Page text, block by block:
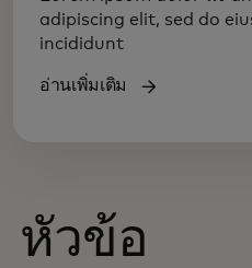
adipiscing elit, sed do
incididunt
อ่านเพิ่มเติม
หัวข้อ